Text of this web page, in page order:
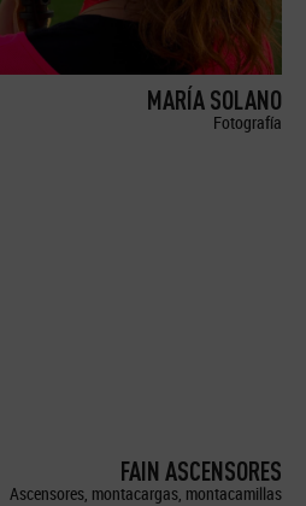
MARÍA SOLANO
Fotografía
FAIN ASCENSORES
Ascensores, montacargas, montacamillas